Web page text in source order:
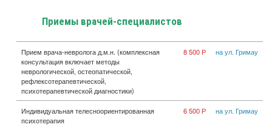
Приемы врачей-специалистов
Прием врача-невролога д.м.н. (комплексная
консультация включает методы
неврологической, остеопатической,
рефлексотерапевтической,
психотерапевтической диагностики)
8 500 Р на ул. Гримау
Индивидуальная телесноориентированная
психотерапия
6 500 Р на ул. Гримау